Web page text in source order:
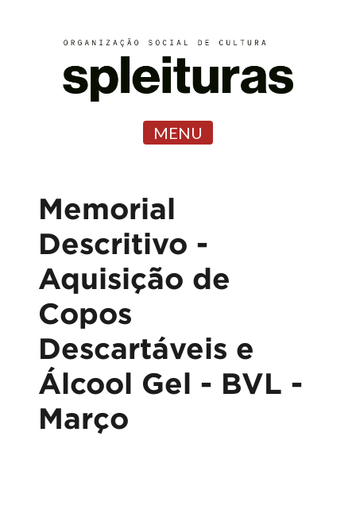
MENU
Memorial
Descritivo -
Aquisição de
Copos
Descartáveis e
Álcool Gel - BVL -
Março